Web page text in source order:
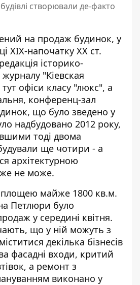
створювали де-факто
на продаж будинок, у
ХІХ-напочатку ХХ ст.
історико-
"Кіевская
офіси класу "люкс", а
конференц-зал
що було зведено у
надбудовано 2012 року,
тоді двома
ще чотири - а
архітектурною
не може.
площею майже 1800 кв.м.
Петлюри було
у середині квітня.
що у ній можуть з
декілька бізнесів
фасадні входи, критий
а ремонт з
виконано у